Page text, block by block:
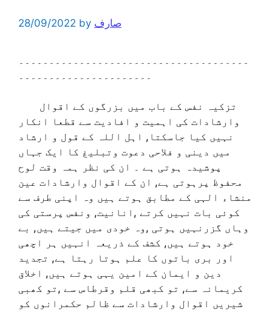
28/09/2022 by صارف
۔۔۔۔۔۔۔۔۔۔۔۔۔۔۔۔۔۔۔۔۔۔۔۔۔۔۔۔۔۔۔۔۔۔۔۔۔۔
۔۔۔۔۔۔۔۔۔۔۔۔۔۔۔۔۔۔۔۔۔۔
وارشادات کی اہمیت و افادیت سے قطعا انکار
نہیں کیا جاسکتا, اہل اللہ کے قول و ارشاد
میں دینی و فلاحی دعوت وتبلیغ کا ایک جہاں
پوشیدہ ہوتی ہے ۔ ان کی نظر ہمہ وقت لوح
محفوظ پرہوتی ہے, ان کے اقوال وارشادات عین
منشاء الہی کے مطابق ہوتے ہیں وہ اپنی طرف سے
کوئی بات نہیں کرتے ,انانیت, ونفس پرستی کی
وہاں گزرنہیں ہوتی ,وہ خودی میں جیتے ہیں, بے
خود ہوتے ہیں, کشف کے ذریعہ انہیں ہر اچھی
اور بری باتوں کا علم ہوتا رہتا ہے, تجدید
دین و ایمان کے امین یہی ہوتے ہیں, اخلاق
کریمانہ سے, تو کبھی قلم وقرطاس سے ,تو کھبی
شیریں اقوال وارشادات سے ظالم حکمرانوں کو